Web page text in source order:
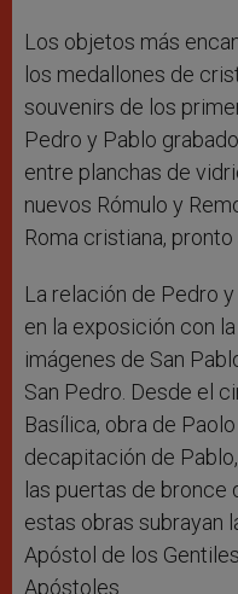
Los objetos más
los medallones de
souvenirs de los
Pedro y Pablo
entre planchas de
nuevos Rómulo y
Roma cristiana,
La relación de Pedro
en la exposición con
imágenes de San
San Pedro. Desde el
Basílica, obra de
decapitación de
las puertas de bronce
estas obras subrayan
Apóstol de los
Apóstoles.